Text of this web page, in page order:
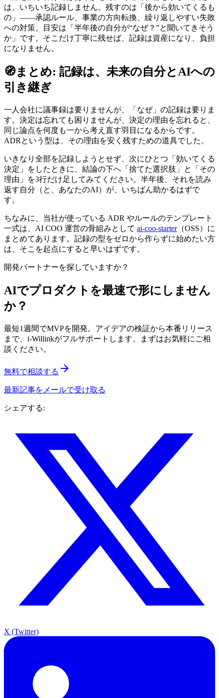
は、いちいち記録しません。残すのは「後から効いてくるも
の」——承認ルール、事業の方向転換、繰り返しやすい失敗
への対策。目安は「半年後の自分が“なぜ？”と聞いてきそう
か」です。そこだけ丁寧に残せば、記録は資産になり、負担
になりません。
🧭まとめ: 記録は、未来の自分とAIへの
引き継ぎ
一人会社に議事録は要りませんが、「なぜ」の記録は要りま
す。決定は忘れても困りませんが、決定の理由を忘れると、
同じ論点を何度も一から考え直す羽目になるからです。
ADRという型は、その理由を安く残すための道具でした。
いきなり全部を記録しようとせず、次にひとつ「効いてくる
決定」をしたときに、結論の下へ「捨てた選択肢」と「その
理由」を3行だけ足してみてください。半年後、それを読み
返す自分（と、あなたのAI）が、いちばん助かるはずで
す。
ちなみに、当社が使っている ADR やルールのテンプレート
一式は、AI COO 運営の骨組みとして ai-coo-starter（OSS）に
まとめてあります。記録の型をゼロから作らずに始めたい方
は、そこを起点にすると早いはずです。
開発パートナーを探していますか？
AIでプロダクトを最速で形にしません
か？
最短1週間でMVPを開発。アイデアの検証から本番リリース
まで、i-Willinkがフルサポートします。まずはお気軽にご相
談ください。
無料で相談する
最新記事をメールで受け取る
シェアする:
X (Twitter)